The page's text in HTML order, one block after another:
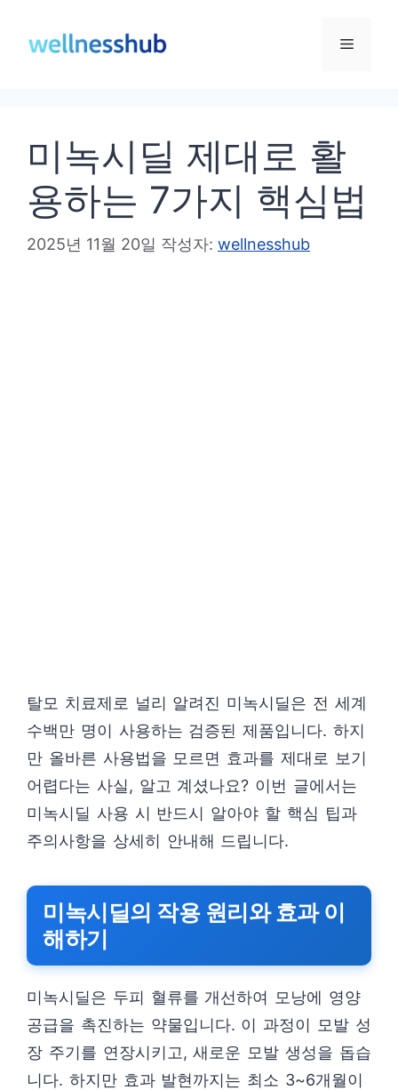
메
미녹시딜 제대로 활
용하는 7가지 핵심법
2025년 11월 20일 작성자: wellnesshub
탈모 치료제로 널리 알려진 미녹시딜은 전 세계
수백만 명이 사용하는 검증된 제품입니다. 하지
만 올바른 사용법을 모르면 효과를 제대로 보기
어렵다는 사실, 알고 계셨나요? 이번 글에서는
미녹시딜 사용 시 반드시 알아야 할 핵심 팁과
주의사항을 상세히 안내해 드립니다.
미녹시딜의 작용 원리와 효과 이
해하기
미녹시딜은 두피 혈류를 개선하여 모낭에 영양
공급을 촉진하는 약물입니다. 이 과정이 모발 성
장 주기를 연장시키고, 새로운 모발 생성을 돕습
니다. 하지만 효과 발현까지는 최소 3~6개월이